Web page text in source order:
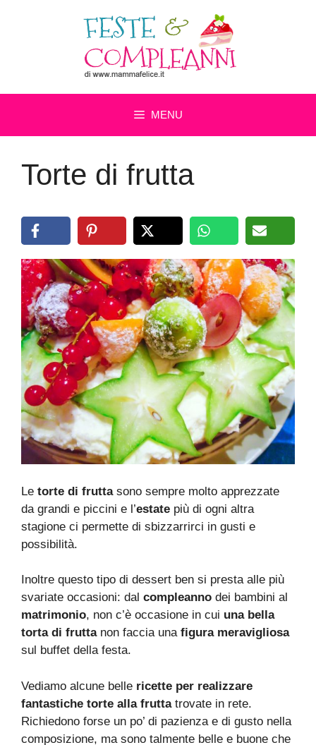
MENU
Torte di frutta
Le torte di fruttasono sempre molto apprezzate
da grandi e piccini e l’estate più di ogni altra
stagione ci permette di sbizzarrirci in gusti e
possibilità.
Inoltre questo tipo di dessert ben si presta alle più
svariate occasioni: dal compleanno dei bambini al
matrimonio, non c’è occasione in cui una bella
torta di fruttanon faccia unafigura meravigliosa
sul buffet della festa.
Vediamo alcune belle ricette per realizzare
fantastiche torte alla fruttatrovate in rete.
Richiedono forse un po’ di pazienza e di gusto nella
composizione, ma sono talmente belle e buone che